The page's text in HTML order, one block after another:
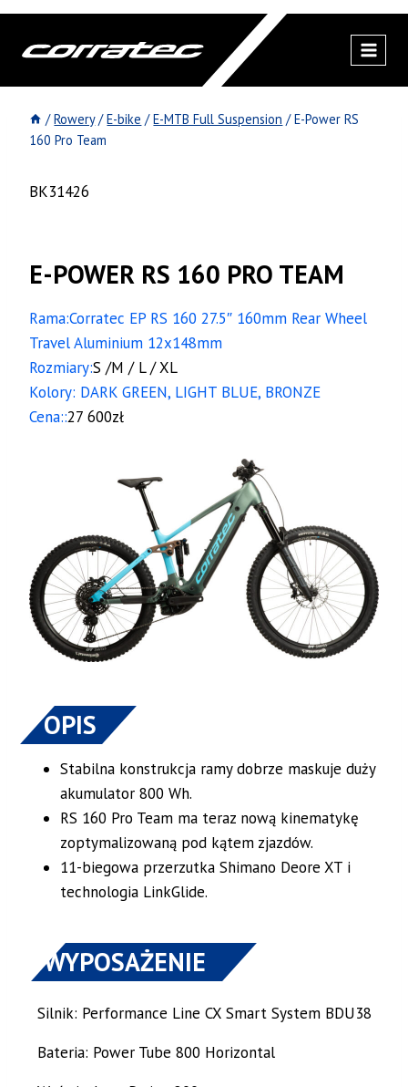
Przejdź
treści
/ Rowery / E-bike / E-MTB Full Suspension / E-Power RS
160 Pro Team
BK31426
E-POWER RS 160 PRO TEAM
Rama:Corratec EP RS 160 27.5″ 160mm Rear Wheel
Travel Aluminium 12x148mm
Rozmiary:S /M / L / XL
Kolory: DARK GREEN, LIGHT BLUE, BRONZE
Cena::27 600zł
OPIS
Stabilna konstrukcja ramy dobrze maskuje duży
akumulator 800 Wh.
RS 160 Pro Team ma teraz nową kinematykę
zoptymalizowaną pod kątem zjazdów.
11-biegowa przerzutka Shimano Deore XT i
technologia LinkGlide.
WYPOSAŻENIE
Silnik: Performance Line CX Smart System BDU38
Bateria: Power Tube 800 Horizontal